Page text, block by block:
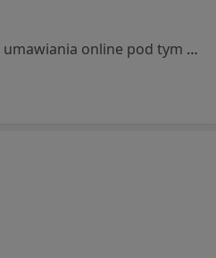
Specjalista nie oferuje umawiania online pod tym adresem.